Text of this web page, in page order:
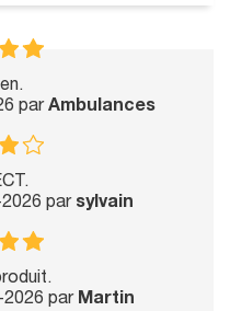
parAmbulances
par sylvain
par Martin